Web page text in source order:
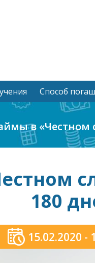
Способ
в «Честном
180
15.02.2020 -